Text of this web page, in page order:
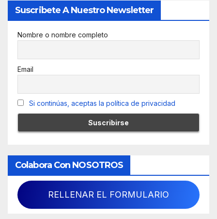
Suscribete A Nuestro Newsletter
Nombre o nombre completo
Email
Si continúas, aceptas la política de privacidad
Colabora Con NOSOTROS
RELLENAR EL FORMULARIO